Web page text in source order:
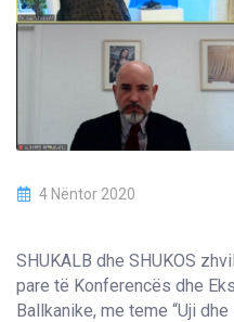
4 Nëntor 2020
SHUKALB dhe SHUKOS
pare të Konferencës dhe
Ballkanike, me teme “Uji